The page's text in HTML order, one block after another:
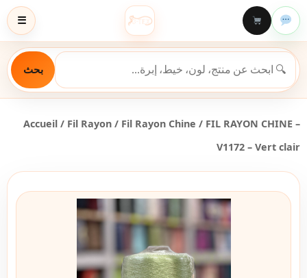
☰
بحث
Accueil / Fil Rayon / Fil Rayon Chine / FIL RAYON CHINE –
V1172 – Vert clair